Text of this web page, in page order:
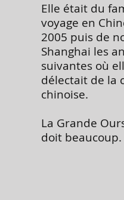
Elle était du
voyage en
2005 puis de
Shanghai les
suivantes où
délectait de la
chinoise.
La Grande
doit beaucoup.